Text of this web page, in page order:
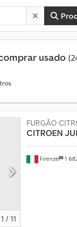
usado
1 / 11
Firenze 1
FURGÃO
CITROEN